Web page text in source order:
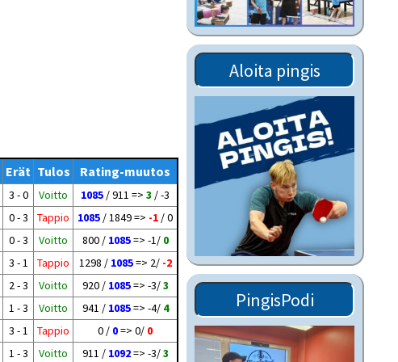
Erät Tulos Rating-muutos
3 - 0 Voitto 1085 / 911 => 3 / -3
0 - 3 Tappio 1085 / 1849 => -1 / 0
0 - 3 Voitto 800 / 1085=> -1/ 0
3 - 1 Tappio 1298 / 1085=> 2/ -2
2 - 3 Voitto 920 / 1085=> -3/3
1 - 3 Voitto 941 / 1085=> -4/ 4
3 - 1 Tappio 0 / 0=> 0/ 0
1 - 3 Voitto 911 / 1092=> -3/3
Aloita pingis
PingisPodi